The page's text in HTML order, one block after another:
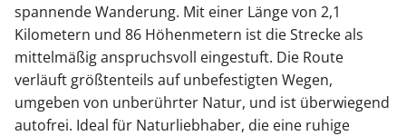
spannende Wanderung. Mit einer Länge von 2,1
Kilometern und 86 Höhenmetern ist die Strecke als
mittelmäßig anspruchsvoll eingestuft. Die Route
verläuft größtenteils auf unbefestigten Wegen,
umgeben von unberührter Natur, und ist überwiegend
autofrei. Ideal für Naturliebhaber, die eine ruhige